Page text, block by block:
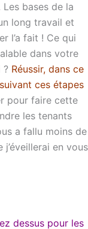
Les bases de la
long travail et
l’a fait ! Ce qui
dans votre
? Réussir, dans ce
ces étapes
pour faire cette
les tenants
a fallu moins de
en vous
dessus pour les